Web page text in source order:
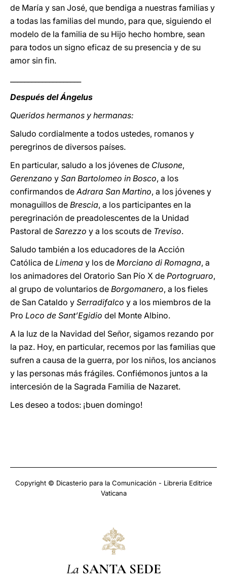
de María y san José, que bendiga a nuestras familias y
a todas las familias del mundo, para que, siguiendo el
modelo de la familia de su Hijo hecho hombre, sean
para todos un signo eficaz de su presencia y de su
amor sin fin.
Después del Ángelus
Queridos hermanos y hermanas:
Saludo cordialmente a todos ustedes, romanos y
peregrinos de diversos países.
En particular, saludo a los jóvenes de Clusone,
Gerenzano y San Bartolomeo in Bosco, a los
confirmandos deAdrara San Martino, a los jóvenes y
monaguillos de Brescia, a los participantes en la
peregrinación de preadolescentes de la Unidad
Pastoral de Sarezzo y a los scouts de Treviso.
Saludo también a los educadores de la Acción
Católica de Limena y los de Morciano di Romagna, a
los animadores del Oratorio San Pío X de Portogruaro,
al grupo de voluntarios de Borgomanero, a los fieles
de San Cataldo y Serradifalco y a los miembros de la
Pro Loco de Sant’Egidio del Monte Albino.
A la luz de la Navidad del Señor, sigamos rezando por
la paz. Hoy, en particular, recemos por las familias que
sufren a causa de la guerra, por los niños, los ancianos
y las personas más frágiles. Confiémonos juntos a la
intercesión de la Sagrada Familia de Nazaret.
Les deseo a todos: ¡buen domingo!
Copyright © Dicasterio para la Comunicación - Libreria Editrice
Vaticana
La SANTA SEDE